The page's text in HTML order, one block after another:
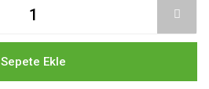
Sepete Ekle